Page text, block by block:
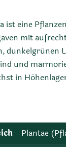
ist eine
mit
dunkelgrünen
und
in
Plantae